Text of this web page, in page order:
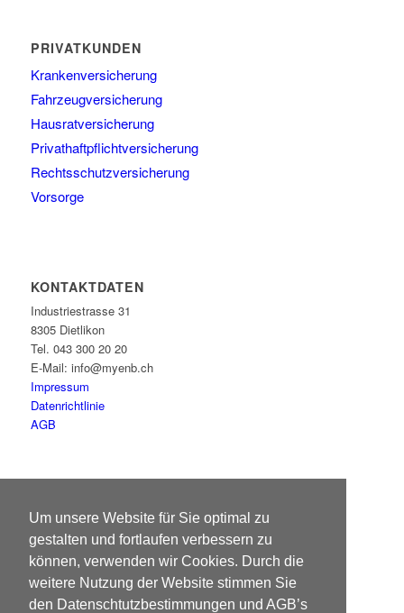
Um unsere Website für Sie optimal zu
gestalten und fortlaufen verbessern zu
können, verwenden wir Cookies. Durch die
weitere Nutzung der Website stimmen Sie
den Datenschtutzbestimmungen und AGB’s
PRIVATKUNDEN
Krankenversicherung
Fahrzeugversicherung
Hausratversicherung
Privathaftpflichtversicherung
Rechtsschutzversicherung
Vorsorge
KONTAKTDATEN
Industriestrasse 31
8305 Dietlikon
Tel. 043 300 20 20
E-Mail: info@myenb.ch
Impressum
Datenrichtlinie
AGB
ÖFFNUNGSZEITEN
Montag – Freitag:
08:00 – 17:00